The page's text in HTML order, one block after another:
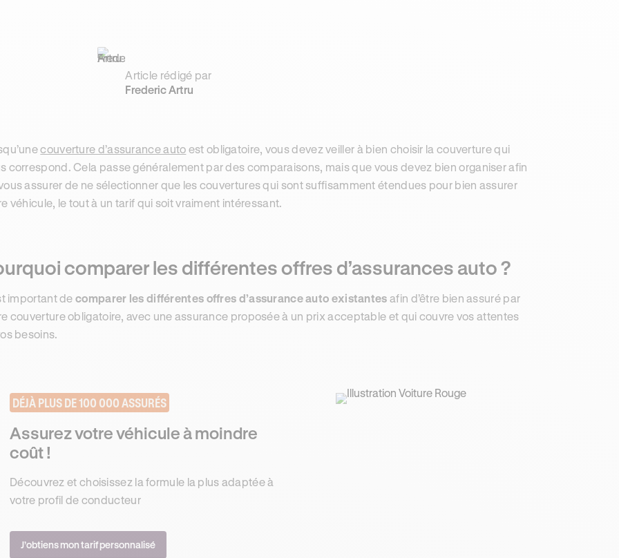
Article rédigé par
Frederic Artru
couverture d’assurance auto est obligatoire, vous devez veiller à bien choisir la couverture qui
correspond. Cela passe généralement par des comparaisons, mais que vous devez bien organiser afin
assurer de ne sélectionner que les couvertures qui sont suffisamment étendues pour bien assurer
véhicule, le tout à un tarif qui soit vraiment intéressant.
comparer les différentes offres d’assurances auto ?
important de comparer les différentes offres d’assurance auto existantes afin d’être bien assuré par
couverture obligatoire, avec une assurance proposée à un prix acceptable et qui couvre vos attentes
besoins.
DÉJÀ PLUS DE 100 000 ASSURÉS
Assurez votre véhicule à moindre
coût !
Découvrez et choisissez la formule la plus adaptée à
votre profil de conducteur
J’obtiens mon tarif personnalisé